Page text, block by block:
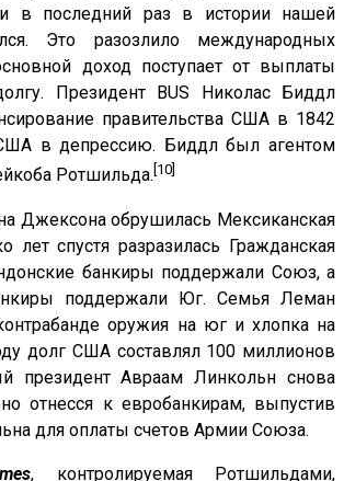
последний раз в истории нашей
Это разозлило международных
доход поступает от выплаты
Президент BUS Николас Биддл
правительства США в 1842
в депрессию. Биддл был агентом
Ротшильда. [10]
Джексона обрушилась Мексиканская
лет спустя разразилась Гражданская
банкиры поддержали Союз, а
поддержали Юг. Семья Леман
оружия на юг и хлопка на
долг США составлял 100 миллионов
президент Авраам Линкольн снова
отнесся к евробанкирам, выпустив
для оплаты счетов Армии Союза.
, контролируемая Ротшильдами,